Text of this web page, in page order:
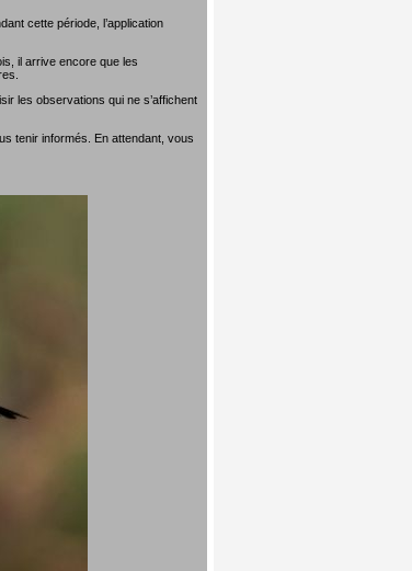
cette période, l’application
il arrive encore que les
les observations qui ne s’affichent
tenir informés. En attendant, vous